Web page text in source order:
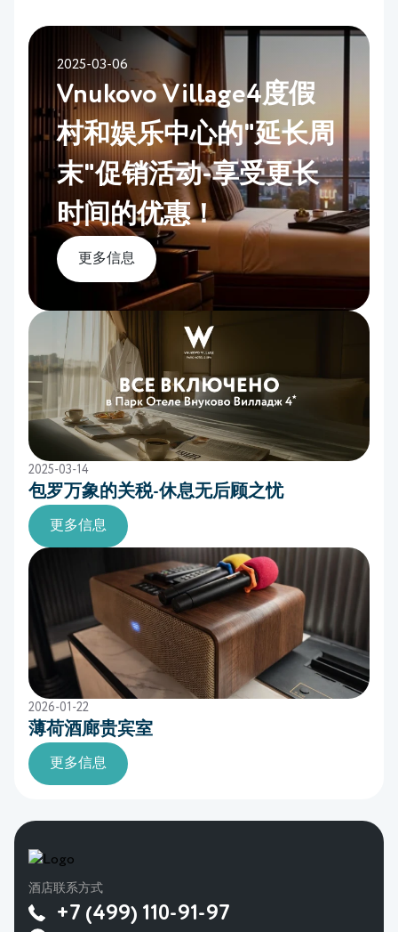
2025-03-06
Vnukovo Village4度假
村和娱乐中心的"延长周
末"促销活动-享受更长
时间的优惠！
更多信息
2025-03-14
包罗万象的关税-休息无后顾之忧
更多信息
2026-01-22
薄荷酒廊贵宾室
更多信息
酒店联系方式
+7 (499) 110-91-97